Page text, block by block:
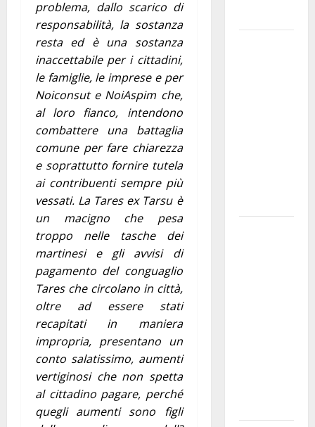
problema, dallo scarico di
responsabilità, la sostanza
resta ed è una sostanza
inaccettabile per i cittadini,
le famiglie, le imprese e per
Noiconsut e NoiAspim che,
al loro fianco, intendono
combattere una battaglia
comune per fare chiarezza
e soprattutto fornire tutela
ai contribuenti sempre più
vessati. La Tares ex Tarsu è
un macigno che pesa
troppo nelle tasche dei
martinesi e gli avvisi di
pagamento del conguaglio
Tares che circolano in città,
oltre ad essere stati
recapitati in maniera
impropria, presentano un
conto salatissimo, aumenti
vertiginosi che non spetta
al cittadino pagare, perché
quegli aumenti sono figli